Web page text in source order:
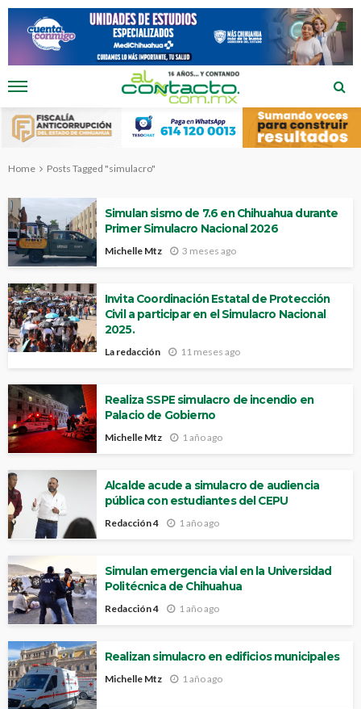
Home Posts Tagged "simulacro"
Simulan sismo de 7.6 en Chihuahua durante
Primer Simulacro Nacional 2026
Michelle Mtz 3 meses ago
Invita Coordinación Estatal de Protección
Civil a participar en el Simulacro Nacional
2025.
La redacción 11 meses ago
Realiza SSPE simulacro de incendio en
Palacio de Gobierno
Michelle Mtz 1 año ago
Alcalde acude a simulacro de audiencia
pública con estudiantes del CEPU
Redacción 4 1 año ago
Simulan emergencia vial en la Universidad
Politécnica de Chihuahua
Redacción 4 1 año ago
Realizan simulacro en edificios municipales
Michelle Mtz 1 año ago